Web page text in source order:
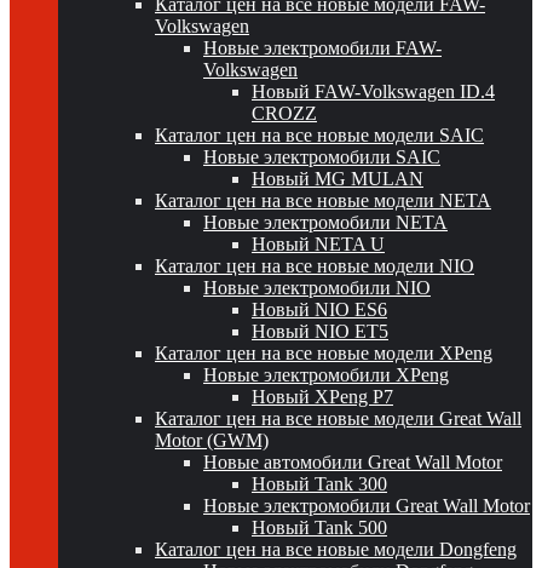
Каталог цен на все новые модели FAW-
Volkswagen
Новые электромобили FAW-
Volkswagen
Новый FAW-Volkswagen ID.4
CROZZ
Каталог цен на все новые модели SAIC
Новые электромобили SAIC
Новый MG MULAN
Каталог цен на все новые модели NETA
Новые электромобили NETA
Новый NETA U
Каталог цен на все новые модели NIO
Новые электромобили NIO
Новый NIO ES6
Новый NIO ET5
Каталог цен на все новые модели XPeng
Новые электромобили XPeng
Новый XPeng P7
Каталог цен на все новые модели Great Wall
Motor (GWM)
Новые автомобили Great Wall Motor
Новый Tank 300
Новые электромобили Great Wall Motor
Новый Tank 500
Каталог цен на все новые модели Dongfeng